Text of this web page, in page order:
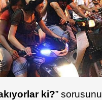
ki?”